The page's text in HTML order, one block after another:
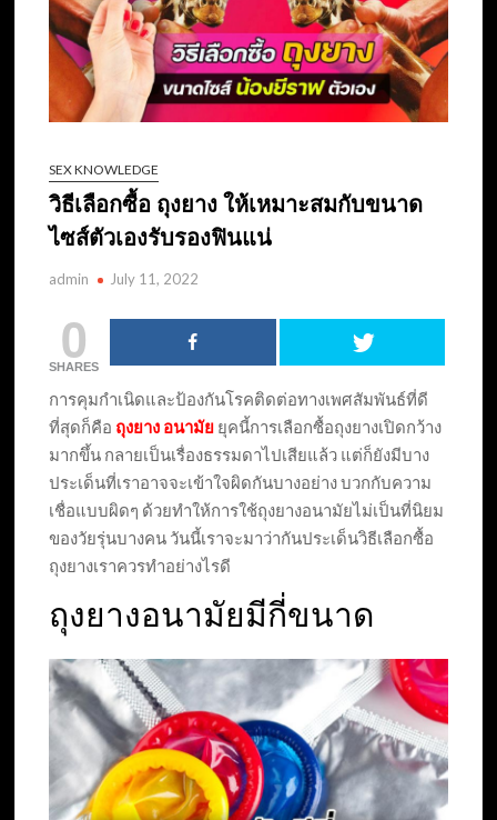
SEX KNOWLEDGE
วิธีเลือกซื้อ ถุงยาง ให้เหมาะสมกับขนาด
ไซส์ตัวเองรับรองฟินแน่
admin July 11, 2022
0
SHARES
การคุมกำเนิดและป้องกันโรคติดต่อทางเพศสัมพันธ์ที่ดี
ที่สุดก็คือ ถุงยาง อนามัย ยุคนี้การเลือกซื้อถุงยางเปิดกว้าง
มากขึ้น กลายเป็นเรื่องธรรมดาไปเสียแล้ว แต่ก็ยังมีบาง
ประเด็นที่เราอาจจะเข้าใจผิดกันบางอย่าง บวกกับความ
เชื่อแบบผิดๆ ด้วยทำให้การใช้ถุงยางอนามัยไม่เป็นที่นิยม
ของวัยรุ่นบางคน วันนี้เราจะมาว่ากันประเด็นวิธีเลือกซื้อ
ถุงยางเราควรทำอย่างไรดี
ถุงยางอนามัยมีกี่ขนาด